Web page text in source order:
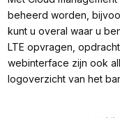
beheerd worden,
kunt u overal waar u
LTE opvragen,
webinterface zijn ook
logoverzicht van het